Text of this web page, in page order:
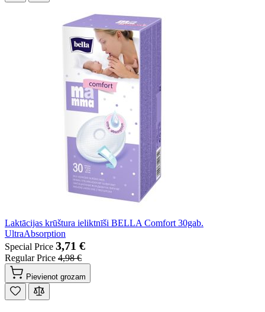
Laktācijas krūštura ieliktnīši BELLA Comfort 30gab.
UltraAbsorption
Special Price 3,71 €
Regular Price 4,98 €
Pievienot grozam